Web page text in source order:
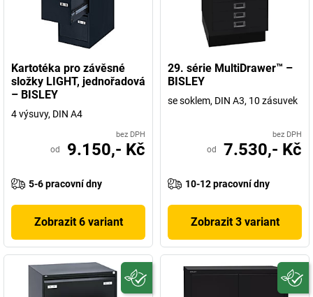
Kartotéka pro závěsné
složky LIGHT, jednořadová
– BISLEY
4 výsuvy, DIN A4
bez DPH
od 9.150,- Kč
5-6 pracovní dny
Zobrazit 6 variant
29. série MultiDrawer™ –
BISLEY
se soklem, DIN A3, 10 zásuvek
bez DPH
od 7.530,- Kč
10-12 pracovní dny
Zobrazit 3 variant